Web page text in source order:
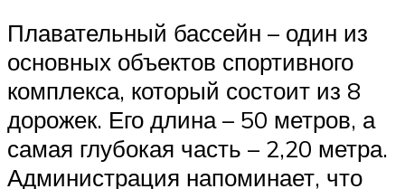
Плавательный бассейн – один из
основных объектов спортивного
комплекса, который состоит из 8
дорожек. Его длина – 50 метров, а
самая глубокая часть – 2,20 метра.
Администрация напоминает, что